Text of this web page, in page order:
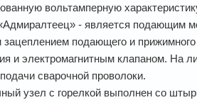
вольтамперную
- является подающим
подающего и
и электромагнитным клапаном. На
сварочной проволоки.
узел с горелкой выполнен со